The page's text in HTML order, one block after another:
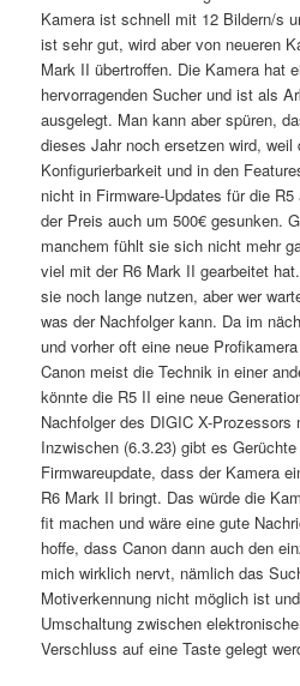
Kamera ist schnell mit 12 Bildern/s
ist sehr gut, wird aber von neueren
Mark II übertroffen. Die Kamera hat
hervorragenden Sucher und ist als
ausgelegt. Man kann aber spüren,
dieses Jahr noch ersetzen wird, weil
Konfigurierbarkeit und in den
nicht in Firmware-Updates für die
der Preis auch um 500€ gesunken.
manchem fühlt sie sich nicht mehr
viel mit der R6 Mark II gearbeitet
sie noch lange nutzen, aber wer
was der Nachfolger kann. Da im
und vorher oft eine neue
Canon meist die Technik in einer
könnte die R5 II eine neue
Nachfolger des DIGIC X-Prozessors
Inzwischen (6.3.23) gibt es
Firmwareupdate, dass der Kamera
R6 Mark II bringt. Das würde die
fit machen und wäre eine gute
hoffe, dass Canon dann auch den
mich wirklich nervt, nämlich das
Motiverkennung nicht möglich ist
Umschaltung zwischen
Verschluss auf eine Taste gelegt